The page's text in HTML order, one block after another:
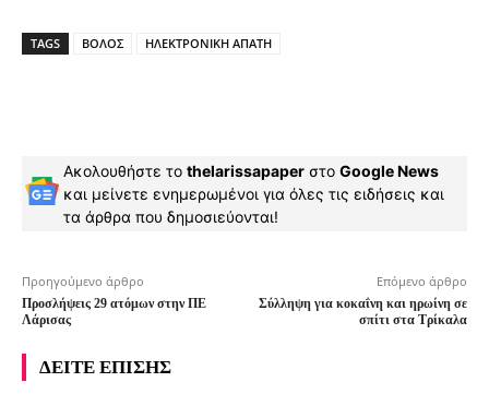
TAGS ΒΟΛΟΣ ΗΛΕΚΤΡΟΝΙΚΗ ΑΠΑΤΗ
Ακολουθήστε το thelarissapaper στο Google News
και μείνετε ενημερωμένοι για όλες τις ειδήσεις και
τα άρθρα που δημοσιεύονται!
Προηγούμενο άρθρο
Προσλήψεις 29 ατόμων στην ΠΕ
Λάρισας
Επόμενο άρθρο
Σύλληψη για κοκαΐνη και ηρωίνη σε
σπίτι στα Τρίκαλα
ΔΕΙΤΕ ΕΠΙΣΗΣ